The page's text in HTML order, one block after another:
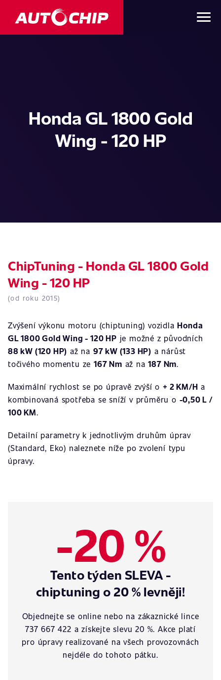
Honda GL 1800 Gold
Wing - 120 HP
ChipTuning - Honda GL 1800 Gold
Wing - 120 HP
(od roku 2015)
Zvýšení výkonu motoru (chiptuning) vozidlaHonda
GL 1800 Gold Wing - 120 HP je možné z původních
88 kW (120 HP) až na 97 kW (133 HP) a nárůst
točivého momentu ze167 Nm až na187 Nm.
Maximální rychlost se po úpravě zvýší o + 2 KM/H a
kombinovaná spotřeba se sníží v průměru o -0,50 L /
100 KM.
Detailní parametry k jednotlivým druhům úprav
(Standard, Eko) naleznete níže po zvolení typu
úpravy.
-20 %
Tento týden SLEVA -
chiptuning o 20 % levněji!
Objednejte se online nebo na zákaznické lince
737 667 422 a získejte slevu 20 %. Akce platí
pro úpravy realizované na všech provozovnách
nejdéle do tohoto pátku.